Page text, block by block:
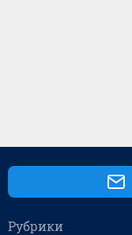
Рубрики